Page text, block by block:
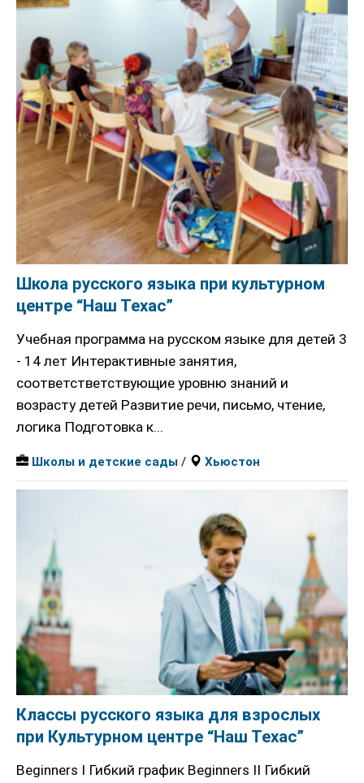
Школа русского языка при культурном
центре “Наш Техас”
Учебная программа на русском языке для детей 3
- 14 лет Интерактивные занятия,
соответстветствующие уровню знаний и
возрасту детей Развитие речи, письмо, чтение,
логика Подготовка к...
Школы и детские сады / Хьюстон
Классы русского языка для взрослых
при Культурном центре “Наш Техас”
Beginners I Гибкий график Beginners II Гибкий